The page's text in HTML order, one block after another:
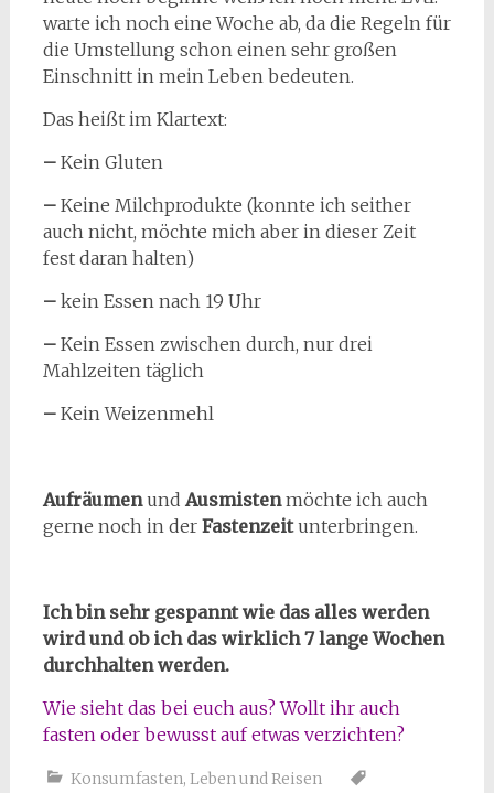
warte ich noch eine Woche ab, da die Regeln für
die Umstellung schon einen sehr großen
Einschnitt in mein Leben bedeuten.
Das heißt im Klartext:
–Kein Gluten
–Keine Milchprodukte (konnte ich seither
auch nicht, möchte mich aber in dieser Zeit
fest daran halten)
– kein Essen nach 19 Uhr
–Kein Essen zwischen durch, nur drei
Mahlzeiten täglich
– Kein Weizenmehl
Aufräumenund Ausmistenmöchte ich auch
gerne noch in der Fastenzeitunterbringen.
Ich bin sehr gespannt wie das alles werden
wird und ob ich das wirklich 7 lange Wochen
durchhalten werden.
Wie sieht das bei euch aus? Wollt ihr auch
fasten oder bewusst auf etwas verzichten?
Konsumfasten, Leben und Reisen